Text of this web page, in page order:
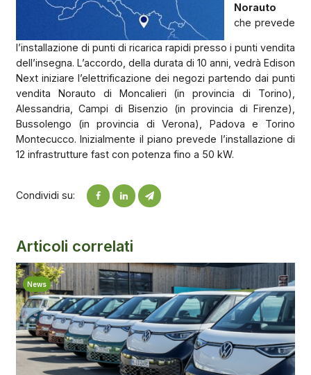
Norauto
che prevede
l’installazione di punti di ricarica rapidi presso i punti vendita
dell’insegna. L’accordo, della durata di 10 anni, vedrà Edison
Next iniziare l’elettrificazione dei negozi partendo dai punti
vendita Norauto di Moncalieri (in provincia di Torino),
Alessandria, Campi di Bisenzio (in provincia di Firenze),
Bussolengo (in provincia di Verona), Padova e Torino
Montecucco. Inizialmente il piano prevede l’installazione di
12 infrastrutture fast con potenza fino a 50 kW.
Condividi su:
Articoli correlati
News